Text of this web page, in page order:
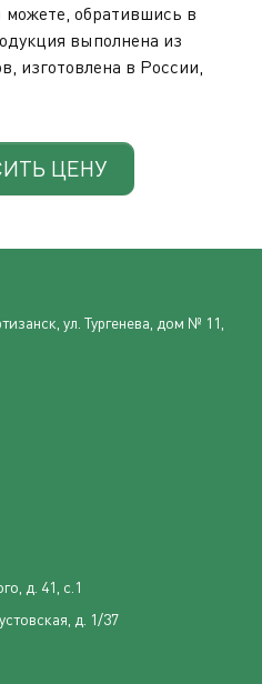
обратившись в
выполнена из
изготовлена в России,
ЦЕНУ
ул. Тургенева, дом № 11,
д. 41, с.1
д. 1/37